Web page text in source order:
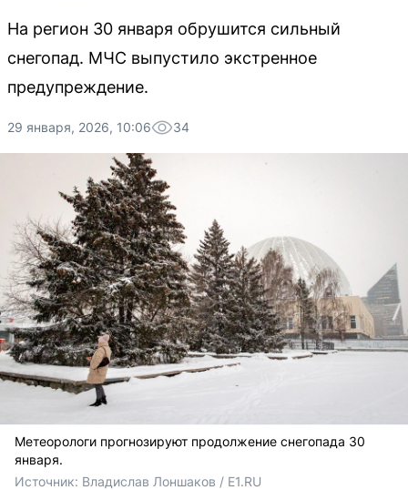
На регион 30 января обрушится сильный
снегопад. МЧС выпустило экстренное
предупреждение.
29 января, 2026, 10:06 34
Метеорологи прогнозируют продолжение снегопада 30
января.
Источник: Владислав Лоншаков / E1.RU